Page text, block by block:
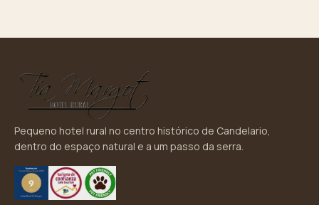
Pequeno hotel rural no centro histórico de Candelario,
dentro do espaço natural e a um passo da serra.